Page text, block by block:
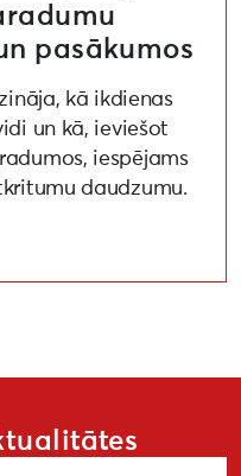
pasākumos
kā ikdienas
un kā, ieviešot
iespējams
daudzumu.